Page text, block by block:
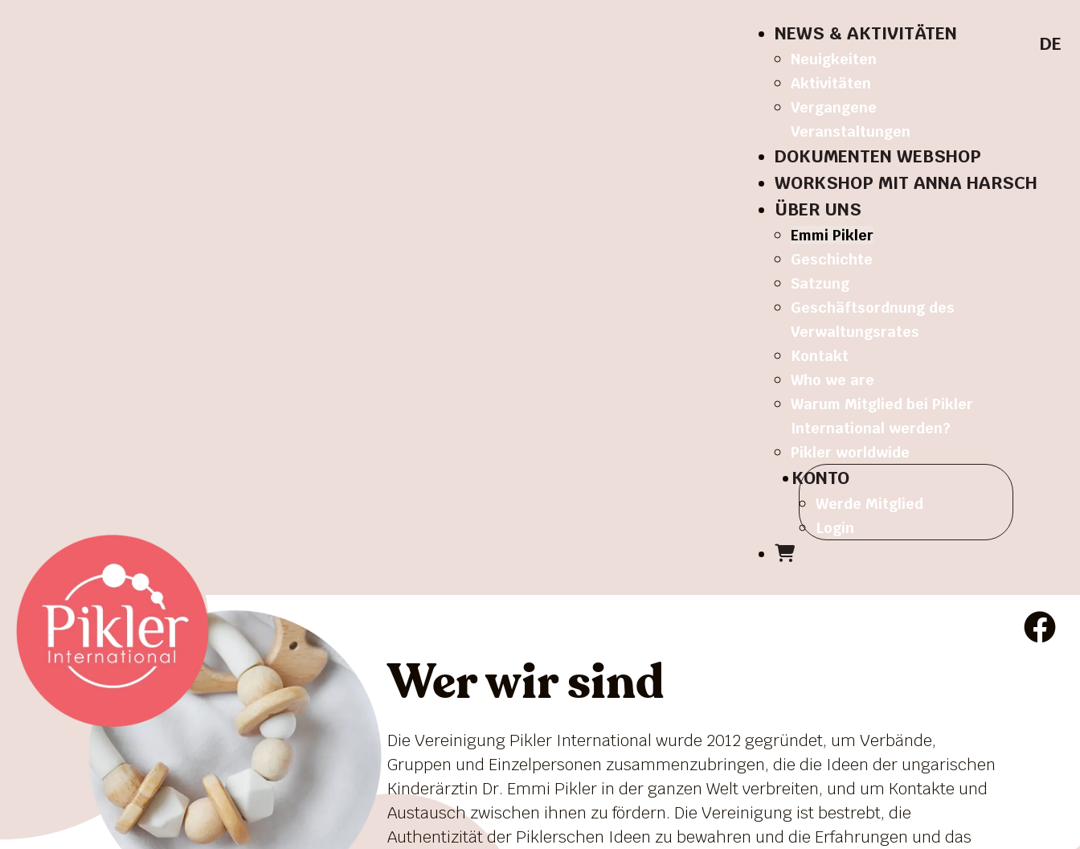
NEWS & AKTIVITÄTEN
Neuigkeiten
Aktivitäten
Vergangene
Veranstaltungen
DOKUMENTEN WEBSHOP
WORKSHOP MIT ANNA HARSCH
ÜBER UNS
Emmi Pikler
Geschichte
Satzung
Geschäftsordnung des
Verwaltungsrates
Kontakt
Who we are
Warum Mitglied bei Pikler
International werden?
Pikler worldwide
KONTO
Werde Mitglied
Login
DE
Wer wir sind
Die Vereinigung Pikler International wurde 2012 gegründet, um Verbände,
Gruppen und Einzelpersonen zusammenzubringen, die die Ideen der ungarischen
Kinderärztin Dr. Emmi Pikler in der ganzen Welt verbreiten, und um Kontakte und
Austausch zwischen ihnen zu fördern. Die Vereinigung ist bestrebt, die
Authentizität der Piklerschen Ideen zu bewahren und die Erfahrungen und das